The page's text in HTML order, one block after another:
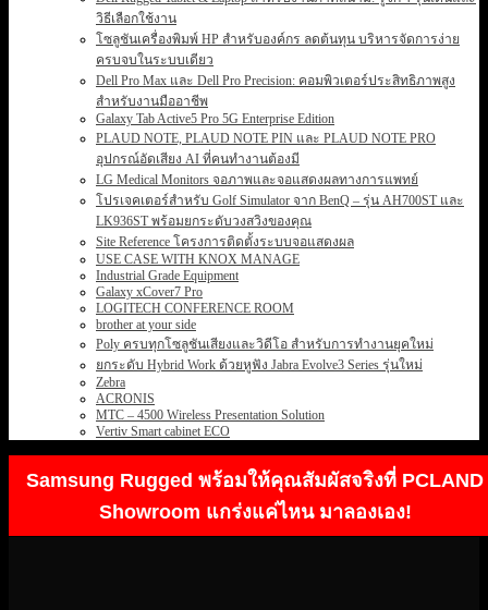
วิธีเลือกใช้งาน
โซลูชันเครื่องพิมพ์ HP สำหรับองค์กร ลดต้นทุน บริหารจัดการง่าย
ครบจบในระบบเดียว
Dell Pro Max และ Dell Pro Precision: คอมพิวเตอร์ประสิทธิภาพสูง
สำหรับงานมืออาชีพ
Galaxy Tab Active5 Pro 5G Enterprise Edition
PLAUD NOTE, PLAUD NOTE PIN และ PLAUD NOTE PRO
อุปกรณ์อัดเสียง AI ที่คนทำงานต้องมี
LG Medical Monitors จอภาพและจอแสดงผลทางการแพทย์
โปรเจคเตอร์สำหรับ Golf Simulator จาก BenQ – รุ่น AH700ST และ
LK936ST พร้อมยกระดับวงสวิงของคุณ
Site Reference โครงการติดตั้งระบบจอแสดงผล
USE CASE WITH KNOX MANAGE
Industrial Grade Equipment
Galaxy xCover7 Pro
LOGITECH CONFERENCE ROOM
brother at your side
Poly ครบทุกโซลูชันเสียงและวิดีโอ สำหรับการทำงานยุคใหม่
ยกระดับ Hybrid Work ด้วยหูฟัง Jabra Evolve3 Series รุ่นใหม่
Zebra
ACRONIS
MTC – 4500 Wireless Presentation Solution
Vertiv Smart cabinet ECO
Samsung Rugged พร้อมให้คุณสัมผัสจริงที่ PCLAND
Showroom แกร่งแค่ไหน มาลองเอง!